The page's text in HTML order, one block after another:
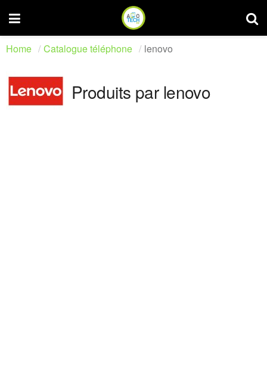
Home Catalogue téléphone lenovo
Produits par lenovo